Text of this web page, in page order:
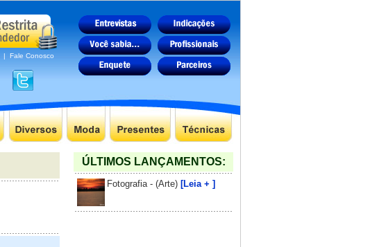
| Fale Conosco
ÚLTIMOS LANÇAMENTOS:
Fotografia - (Arte) [Leia + ]